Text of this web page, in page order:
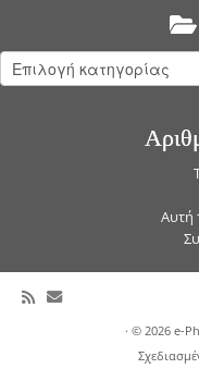
Kατηγορίες
Αυτή
· © 2026 e-